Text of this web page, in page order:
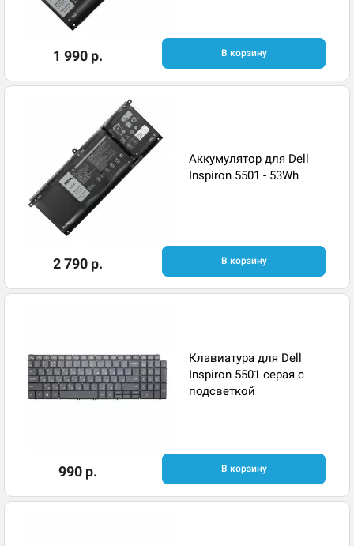
1 990 р. В корзину
Аккумулятор для Dell
Inspiron 5501 - 53Wh
2 790 р. В корзину
Клавиатура для Dell
Inspiron 5501 серая с
подсветкой
990 р. В корзину